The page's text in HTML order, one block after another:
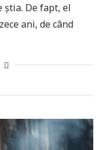
știa. De fapt, el
ani, de când